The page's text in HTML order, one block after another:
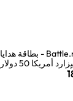
Battle.net - بطاقة هدايا
بليزارد أمريكا 50 دولار
أمريكي ألوان متعددة